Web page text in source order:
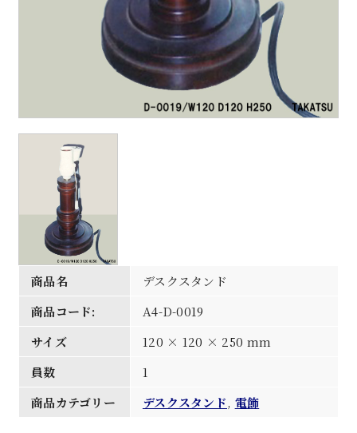
商品名
デスクスタンド
商品コード:
A4-D-0019
サイズ
120 × 120 × 250 mm
員数
1
商品カテゴリー
デスクスタンド, 電飾